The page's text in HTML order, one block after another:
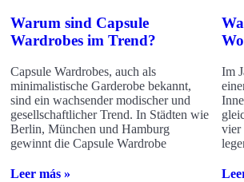
Warum sind Capsule
Wardrobes im Trend?
Capsule Wardrobes, auch als
minimalistische Garderobe bekannt,
sind ein wachsender modischer und
gesellschaftlicher Trend. In Städten wie
Berlin, München und Hamburg
gewinnt die Capsule Wardrobe
Leer más »
Im
vier